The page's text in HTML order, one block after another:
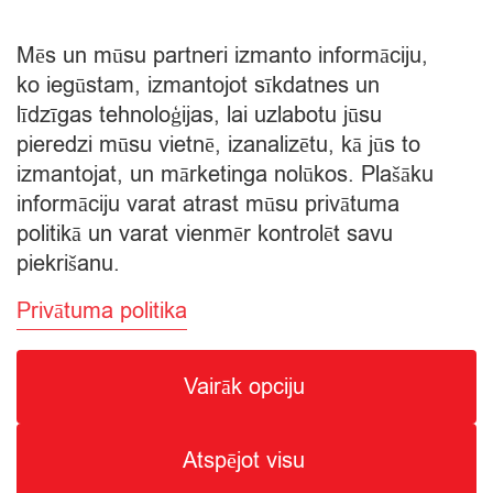
quantity
Starpsumma: €0,30
Apskatīt grozu
Apmaksa
© Citro Ventspils 2026
SPECIĀLĀ ATĻAUJA ALKOHOLISKO DZĒRIENU
Mēs un mūsu partneri izmanto informāciju,
ko iegūstam, izmantojot sīkdatnes un
līdzīgas tehnoloģijas, lai uzlabotu jūsu
pieredzi mūsu vietnē, izanalizētu, kā jūs to
izmantojat, un mārketinga nolūkos. Plašāku
informāciju varat atrast mūsu privātuma
politikā un varat vienmēr kontrolēt savu
piekrišanu.
Privātuma politika
Vairāk opciju
Atspējot visu